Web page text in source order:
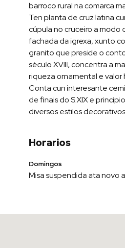
barroco rural na comarca
Ten planta de cruz latina
cúpula no cruceiro a modo
fachada da igrexa, xunto
granito que preside o
século XVIII, concentra a
riqueza ornamental e valor
Conta cun interesante
de finais do S.XIX e
diversos estilos
Horarios
Domingos
Misa suspendida ata novo